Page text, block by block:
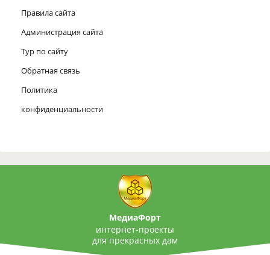
Правила сайта
Администрация сайта
Тур по сайту
Обратная связь
Политика
конфиденциальности
МедиаФорт
интернет-проекты
для прекрасных дам